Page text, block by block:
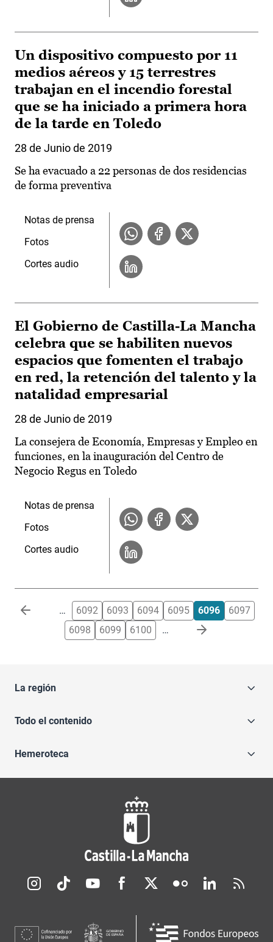
Un dispositivo compuesto por 11
medios aéreos y 15 terrestres
trabajan en el incendio forestal
que se ha iniciado a primera hora
de la tarde en Toledo
28 de Junio de 2019
Se ha evacuado a 22 personas de dos residencias
de forma preventiva
Notas de prensa
Fotos
Cortes audio
El Gobierno de Castilla-La Mancha
celebra que se habiliten nuevos
espacios que fomenten el trabajo
en red, la retención del talento y la
natalidad empresarial
28 de Junio de 2019
La consejera de Economía, Empresas y Empleo en
funciones, en la inauguración del Centro de
Negocio Regus en Toledo
Notas de prensa
Fotos
Cortes audio
Paginación … 6092 6093 6094 6095 6096
6097
6098
6099 6100 …
La región
Todo el contenido
Hemeroteca
Redes sociales JCCM